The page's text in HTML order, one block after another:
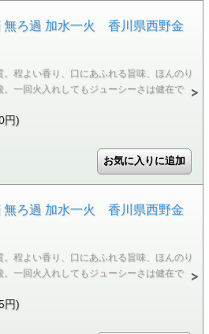
無ろ過 加水一火 香川県西野金
程よい香り、口にあふれる旨味、ほんのり
。一回火入れしてもジューシーさは健在で
円)
無ろ過 加水一火 香川県西野金
程よい香り、口にあふれる旨味、ほんのり
。一回火入れしてもジューシーさは健在で
円)